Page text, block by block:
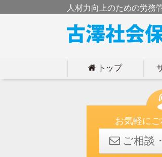
人材力向上のための労務
hトップ
お気軽に
ご相談